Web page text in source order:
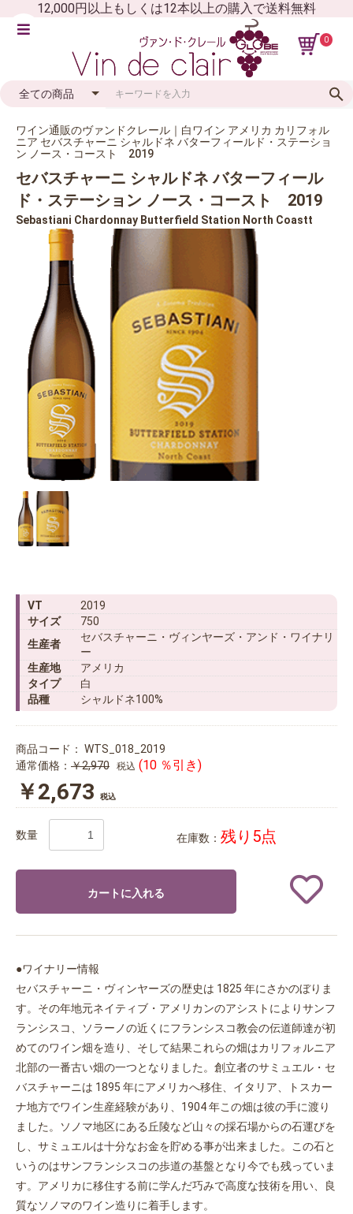
12,000円以上もしくは12本以上の購入で送料無料
0
ワイン通販のヴァンドクレール｜白ワイン アメリカ カリフォル
ニア セバスチャーニ シャルドネ バターフィールド・ステーショ
ン ノース・コースト 2019
セバスチャーニ シャルドネ バターフィール
ド・ステーション ノース・コースト 2019
Sebastiani Chardonnay Butterfield Station North Coastt
VT
2019
サイズ
750
生産者
セバスチャーニ・ヴィンヤーズ・アンド・ワイナリ
ー
生産地
アメリカ
タイプ
白
品種
シャルドネ100%
商品コード： WTS_018_2019
通常価格： ￥2,970 税込 (10 ％引き)
￥2,673 税込
数量 在庫数： 残り5点
カートに入れる
●ワイナリー情報
セバスチャーニ・ヴィンヤーズの歴史は 1825 年にさかのぼりま
す。その年地元ネイティブ・アメリカンのアシストによりサンフ
ランシスコ、ソラーノの近くにフランシスコ教会の伝道師達が初
めてのワイン畑を造り、そして結果これらの畑はカリフォルニア
北部の一番古い畑の一つとなりました。創立者のサミュエル・セ
バスチャーニは 1895 年にアメリカへ移住、イタリア、トスカー
ナ地方でワイン生産経験があり、1904 年この畑は彼の手に渡り
ました。ソノマ地区にある丘陵など山々の採石場からの石運びを
し、サミュエルは十分なお金を貯める事が出来ました。この石と
いうのはサンフランシスコの歩道の基盤となり今でも残っていま
す。アメリカに移住する前に学んだ巧みで高度な技術を用い、良
質なソノマのワイン造りに着手します。